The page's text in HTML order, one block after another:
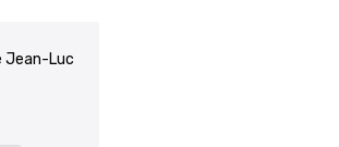
Jean-Luc